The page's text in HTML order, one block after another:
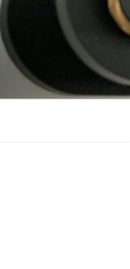
Tartalomhoz